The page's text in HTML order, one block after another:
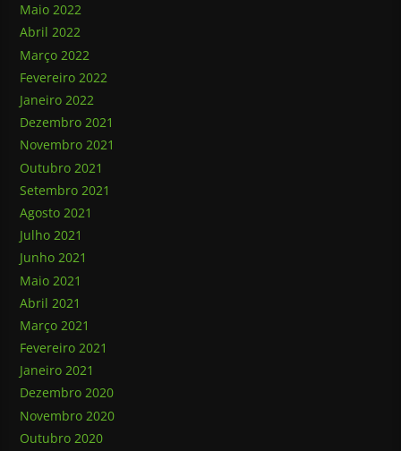
Maio 2022
Abril 2022
Março 2022
Fevereiro 2022
Janeiro 2022
Dezembro 2021
Novembro 2021
Outubro 2021
Setembro 2021
Agosto 2021
Julho 2021
Junho 2021
Maio 2021
Abril 2021
Março 2021
Fevereiro 2021
Janeiro 2021
Dezembro 2020
Novembro 2020
Outubro 2020